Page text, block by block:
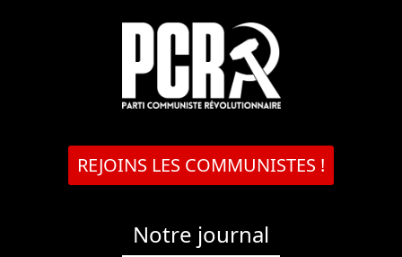
REJOINS LES COMMUNISTES !
Notre journal